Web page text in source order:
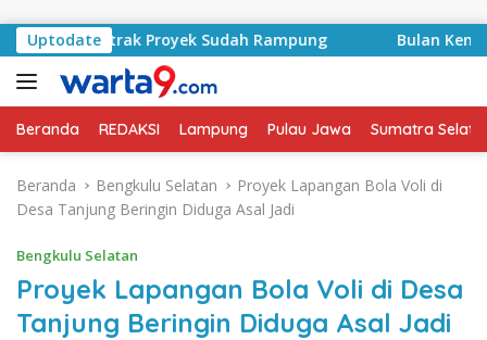
Uptodate
Kontrak Proyek Sudah Rampung Bulan
Beranda REDAKSI Lampung Pulau Jawa Sumatra
Beranda Bengkulu Selatan
Proyek Lapangan Bola Voli di
Desa Tanjung Beringin Diduga Asal Jadi
Bengkulu Selatan
Proyek Lapangan Bola Voli di Desa
Tanjung Beringin Diduga Asal Jadi